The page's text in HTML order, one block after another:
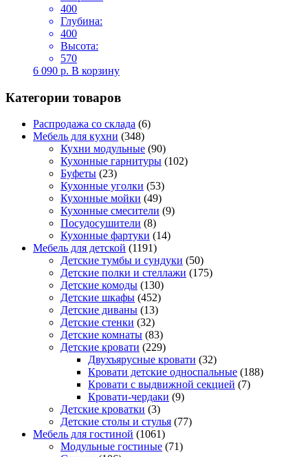
400
Глубина:
400
Высота:
570
6 090 р. В корзину
Категории товаров
Распродажа со склада (6)
Мебель для кухни (348)
Кухни модульные (90)
Кухонные гарнитуры (102)
Буфеты (23)
Кухонные уголки (53)
Кухонные мойки (49)
Кухонные смесители (9)
Посудосушители (8)
Кухонные фартуки (14)
Мебель для детской (1191)
Детские тумбы и сундуки (50)
Детские полки и стеллажи (175)
Детские комоды (130)
Детские шкафы (452)
Детские диваны (13)
Детские стенки (32)
Детские комнаты (83)
Детские кровати (229)
Двухъярусные кровати (32)
Кровати детские односпальные (188)
Кровати с выдвижной секцией (7)
Кровати-чердаки (9)
Детские кроватки (3)
Детские столы и стулья (77)
Мебель для гостиной (1061)
Модульные гостиные (71)